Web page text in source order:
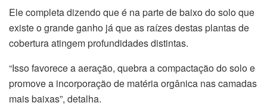
Ele completa dizendo que é na parte de baixo do solo que
existe o grande ganho já que as raízes destas plantas de
cobertura atingem profundidades distintas.
“Isso favorece a aeração, quebra a compactação do solo e
promove a incorporação de matéria orgânica nas camadas
mais baixas”, detalha.